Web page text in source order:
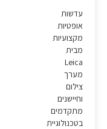
עדשות
אופטיות
מקצועיות
מבית
Leica
מערך
צילום
וחיישנים
מתקדמים
בטכנולוגיית